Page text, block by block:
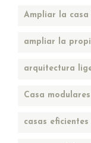
Ampliar la casa
ampliar la
arquitectura
Casa
casas